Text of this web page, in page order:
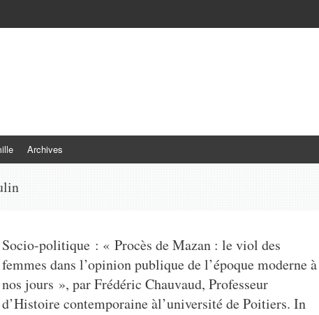
Archives
Socio-politique : « Procès de Mazan : le viol des
femmes dans l’opinion publique de l’époque moderne à
nos jours », par Frédéric Chauvaud, Professeur
d’Histoire contemporaine àl’université de Poitiers. In